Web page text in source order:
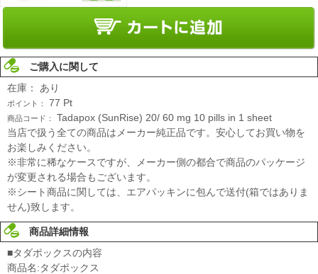
ご購入に関して
在庫： あり
ポイント： 77 Pt
商品コード：
Tadapox (SunRise) 20/ 60 mg 10 pills in 1 sheet
当店で扱う全ての商品はメーカー純正品です。安心してお買い物を
お楽しみください。
※非常に稀なケースですが、メーカー側の都合で商品のパッケージ
が変更される場合もございます。
※シート商品に関しては、エアパッキンに包んで送付(箱ではありま
せん)致します。
商品詳細情報
■タダポックスの内容
商品名:タダポックス